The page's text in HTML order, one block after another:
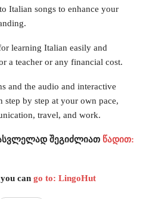
Italian songs to enhance your
learning Italian easily and
a teacher or any financial cost.
and the audio and interactive
step by step at your own pace,
travel, and work.
შეგიძლიათ წადით:
can go to: LingoHut